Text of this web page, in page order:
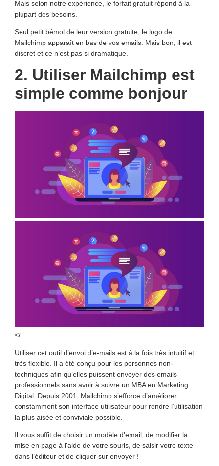
Mais selon notre expérience, le forfait gratuit répond à la
plupart des besoins.
Seul petit bémol de leur version gratuite, le logo de
Mailchimp apparaît en bas de vos emails. Mais bon, il est
discret et ce n’est pas si dramatique.
2. Utiliser Mailchimp est
simple comme bonjour
</
Utiliser cet outil d’envoi d’e-mails est à la fois très intuitif et
très flexible. Il a été conçu pour les personnes non-
techniques afin qu’elles puissent envoyer des emails
professionnels sans avoir à suivre un MBA en Marketing
Digital. Depuis 2001, Mailchimp s’efforce d’améliorer
constamment son interface utilisateur pour rendre l’utilisation
la plus aisée et conviviale possible.
Il vous suffit de choisir un modèle d’email, de modifier la
mise en page à l’aide de votre souris, de saisir votre texte
dans l’éditeur et de cliquer sur envoyer !